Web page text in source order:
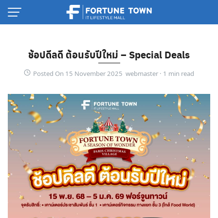
Skip
Thai
English
ช้อปดีลดี ต้อนรับปีใหม่ – Special Deals
Posted On 15 November 2025 webmaster ·